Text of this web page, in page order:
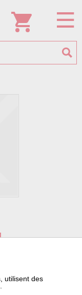
utilisent des